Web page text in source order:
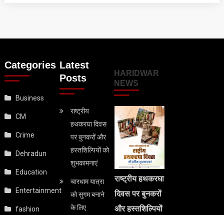
Categories
Business
CM
Crime
Dehradun
Education
Entertainment
fashion
Latest
Posts
राष्ट्रीय
हथकरघा दिवस
पर बुनकरों और
हस्तशिल्पियों को
शुभकामनाएं
चारधाम यात्रा
को सुगम बनाने
के लिए
HARIDWAR
NEWS
राष्ट्रीय हथकरघा
दिवस पर बुनकरों
और हस्तशिल्पियों